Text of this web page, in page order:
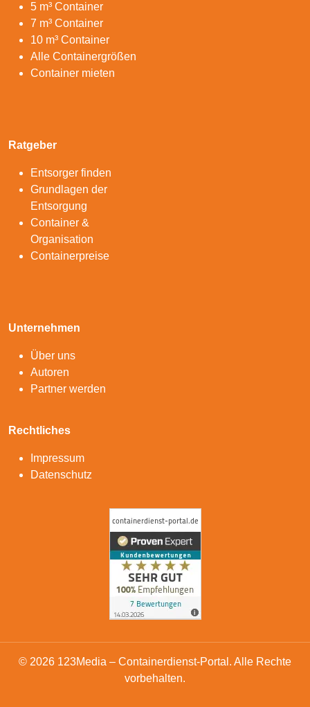
5 m³ Container
7 m³ Container
10 m³ Container
Alle Containergrößen
Container mieten
Ratgeber
Entsorger finden
Grundlagen der
Entsorgung
Container &
Organisation
Containerpreise
Unternehmen
Über uns
Autoren
Partner werden
Rechtliches
Impressum
Datenschutz
© 2026 123Media – Containerdienst-Portal. Alle Rechte
vorbehalten.